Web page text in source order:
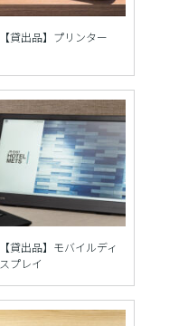
【貸出品】プリンター
【貸出品】モバイルディ
スプレイ